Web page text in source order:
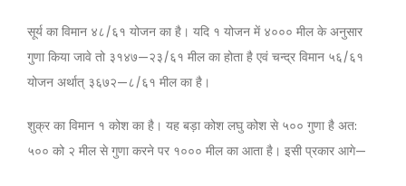
सूर्य का विमान ४८/६१ योजन का है। यदि १ योजन में ४००० मील के अनुसार
गुणा किया जावे तो ३१४७—२३/६१ मील का होता है एवं चन्द्र विमान ५६/६१
योजन अर्थात् ३६७२—८/६१ मील का है।
शुक्र का विमान १ कोश का है। यह बड़ा कोश लघु कोश से ५०० गुणा है अत:
५०० को २ मील से गुणा करने पर १००० मील का आता है। इसी प्रकार आगे—